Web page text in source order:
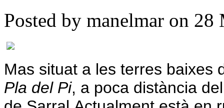
Posted by manelmar on
Mas situat a les terres baixes
Pla del Pi, a poca distància